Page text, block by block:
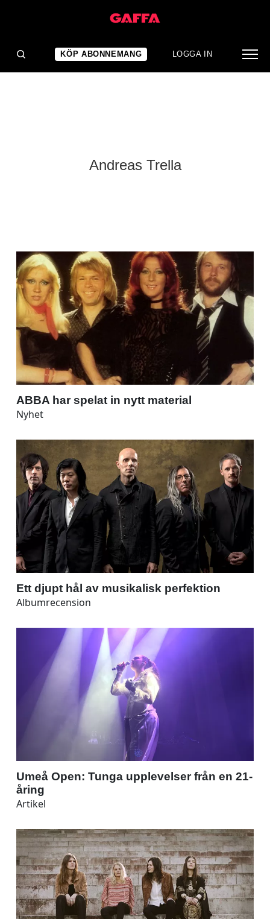
KÖP ABONNEMANG LOGGA IN
Andreas Trella
ABBA har spelat in nytt material
Nyhet
Ett djupt hål av musikalisk perfektion
Albumrecension
Umeå Open: Tunga upplevelser från en 21-
åring
Artikel